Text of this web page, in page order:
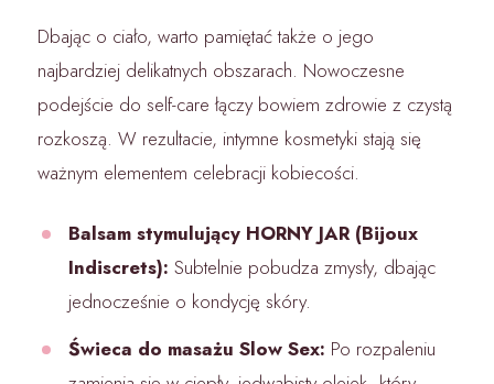
Dbając o ciało, warto pamiętać także o jego
najbardziej delikatnych obszarach. Nowoczesne
podejście do self-care łączy bowiem zdrowie z czystą
rozkoszą. W rezultacie, intymne kosmetyki stają się
ważnym elementem celebracji kobiecości.
Balsam stymulujący HORNY JAR (Bijoux
Indiscrets): Subtelnie pobudza zmysły, dbając
jednocześnie o kondycję skóry.
Świeca do masażu Slow Sex: Po rozpaleniu